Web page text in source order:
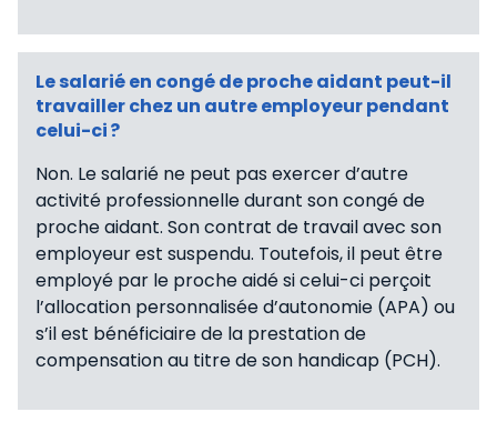
Le salarié en congé de proche aidant peut-il
travailler chez un autre employeur pendant
celui-ci ?
Non. Le salarié ne peut pas exercer d’autre
activité professionnelle durant son congé de
proche aidant. Son contrat de travail avec son
employeur est suspendu. Toutefois, il peut être
employé par le proche aidé si celui-ci perçoit
l’allocation personnalisée d’autonomie (APA) ou
s’il est bénéficiaire de la prestation de
compensation au titre de son handicap (PCH).